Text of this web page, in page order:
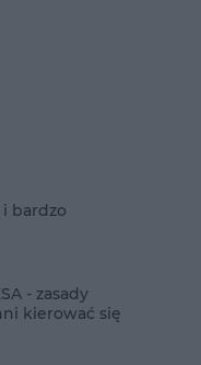
bardzo
- zasady
kierować się